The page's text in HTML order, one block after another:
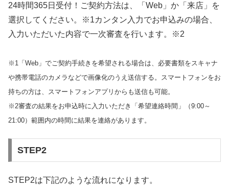
24時間365日受付！ご契約方法は、「Web」か「来店」を
選択してください。※1カンタン入力でお申込みの場合、
入力いただいた内容で一次審査を行います。※2
※1「Web」でご契約手続きを希望される場合は、必要書類をスキャナ
や携帯電話のカメラなどで画像化のうえ送信する。スマートフォンをお
持ちの方は、スマートフォンアプリからも送信も可能。
※2審査の結果をお申込時に入力いただき「希望連絡時間」（9:00～
21:00）範囲内の時間に結果を連絡があります。
STEP2
STEP2は下記のような流れになります。